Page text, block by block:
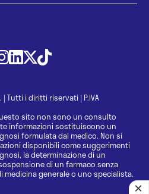
| Tutti i diritti riservati | P.IVA
sito non sono un consulto
informazioni sostituiscono un
formulata dal medico. Non si
disponibili come suggerimenti
la determinazione di un
di un farmaco senza
generale o uno specialista.